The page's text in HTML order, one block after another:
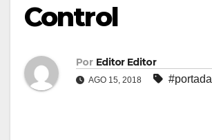
Control
Por Editor Editor
AGO 15, 2018 #portada